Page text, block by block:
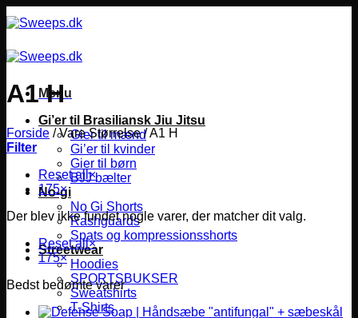
til
Menu
Gi’er til Brasiliansk Jiu Jitsu
Gier til mænd
Gi’er til kvinder
Gier til børn
BJJ bælter
No-gi
No Gi Shorts
Rashguards
Spats og kompressionsshorts
Streetwear
Hoodies
SPORTSBUKSER
Sweatshirts
T-Shirts
A1 H
Forside /Vare Størrelse/A1 H
Filter
Reset all×
175×
Der blev ikke fundet nogle varer, der matcher dit valg.
Reset all×
175×
Bedst bedømte varer